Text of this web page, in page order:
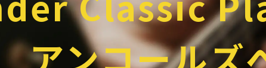
アンコールズ